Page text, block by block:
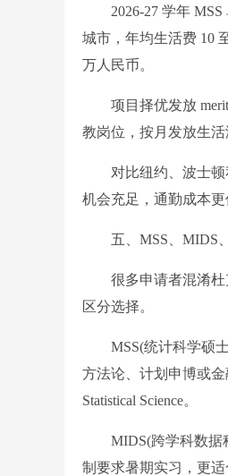
2026-27 学年 MSS
城市，年均生活费 10
万人民币。
项目择优发放 merit-
教岗位，按月发放生活
对比纽约、波士顿私
机会充足，通勤成本更
五、MSS、MIDS、
很多申请者混淆杜克
区分选择。
MSS(统计科学硕士)
方法论、计划申博或金
Statistical Science。
MIDS(跨学科数据科
制要求暑期实习，更